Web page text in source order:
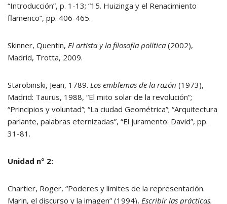
“Introducción”, p. 1-13; “15. Huizinga y el Renacimiento
flamenco”, pp. 406-465.
Skinner, Quentin, El artista y la filosofía política (2002),
Madrid, Trotta, 2009.
Starobinski, Jean, 1789. Los emblemas de la razón (1973),
Madrid: Taurus, 1988, “El mito solar de la revolución”;
“Principios y voluntad”; “La ciudad Geométrica”; “Arquitectura
parlante, palabras eternizadas”, “El juramento: David”, pp.
31-81.
Unidad n° 2:
Chartier, Roger, “Poderes y límites de la representación.
Marin, el discurso y la imagen” (1994), Escribir las prácticas.